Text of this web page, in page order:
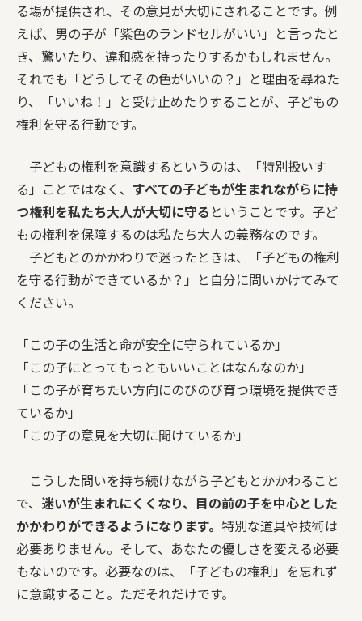
る場が提供され、その意見が大切にされることです。例
えば、男の子が「紫色のランドセルがいい」と言ったと
き、驚いたり、違和感を持ったりするかもしれません。
それでも「どうしてその色がいいの？」と理由を尋ねた
り、「いいね！」と受け止めたりすることが、子どもの
権利を守る行動です。
子どもの権利を意識するというのは、「特別扱いす
る」ことではなく、 すべての子どもが生まれながらに持
つ権利を私たち大人が大切に守る ということです。子ど
もの権利を保障するのは私たち大人の義務なのです。
子どもとのかかわりで迷ったときは、「子どもの権利
を守る行動ができているか？」と自分に問いかけてみて
ください。
「この子の生活と命が安全に守られているか」
「この子にとってもっともいいことはなんなのか」
「この子が育ちたい方向にのびのび育つ環境を提供でき
ているか」
「この子の意見を大切に聞けているか」
こうした問いを持ち続けながら子どもとかかわること
で、 迷いが生まれにくくなり、目の前の子を中心とした
かかわりができるようになります。 特別な道具や技術は
必要ありません。そして、あなたの優しさを変える必要
もないのです。必要なのは、「子どもの権利」を忘れず
に意識すること。ただそれだけです。